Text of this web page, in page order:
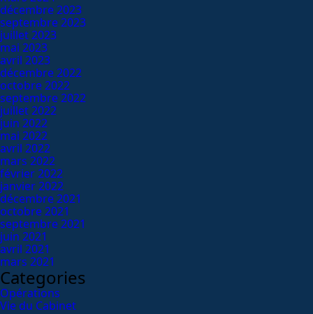
décembre 2023
septembre 2023
juillet 2023
mai 2023
avril 2023
décembre 2022
octobre 2022
septembre 2022
juillet 2022
juin 2022
mai 2022
avril 2022
mars 2022
février 2022
janvier 2022
décembre 2021
octobre 2021
septembre 2021
juin 2021
avril 2021
mars 2021
Categories
Opérations
Vie du Cabinet